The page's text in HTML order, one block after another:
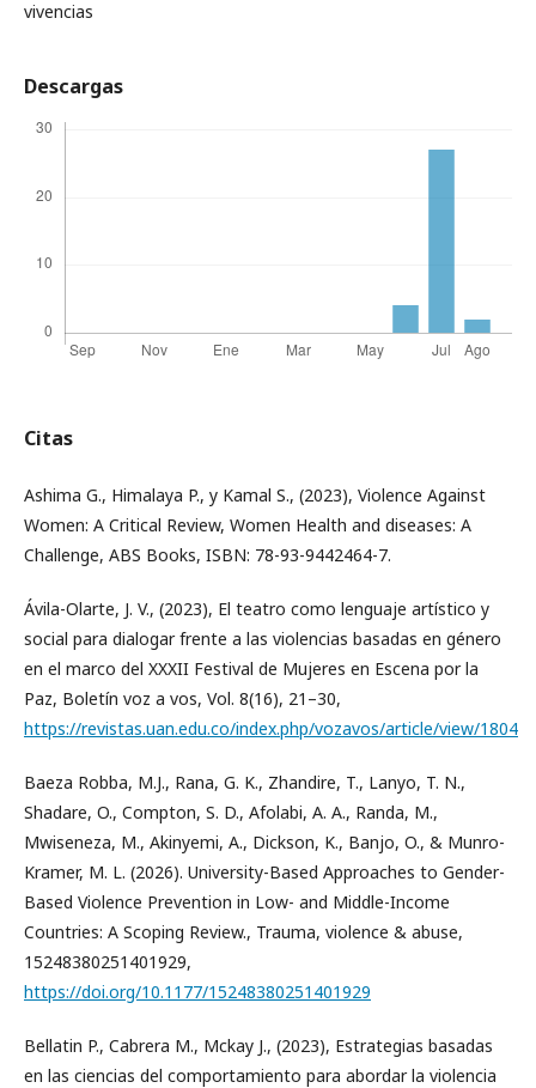
vivencias
Descargas
Citas
Ashima G., Himalaya P., y Kamal S., (2023), Violence Against
Women: A Critical Review, Women Health and diseases: A
Challenge, ABS Books, ISBN: 78-93-9442464-7.
Ávila-Olarte, J. V., (2023), El teatro como lenguaje artístico y
social para dialogar frente a las violencias basadas en género
en el marco del XXXII Festival de Mujeres en Escena por la
Paz, Boletín voz a vos, Vol. 8(16), 21–30,
https://revistas.uan.edu.co/index.php/vozavos/article/view/1804
Baeza Robba, M.J., Rana, G. K., Zhandire, T., Lanyo, T. N.,
Shadare, O., Compton, S. D., Afolabi, A. A., Randa, M.,
Mwiseneza, M., Akinyemi, A., Dickson, K., Banjo, O., & Munro-
Kramer, M. L. (2026). University-Based Approaches to Gender-
Based Violence Prevention in Low- and Middle-Income
Countries: A Scoping Review., Trauma, violence & abuse,
15248380251401929,
https://doi.org/10.1177/15248380251401929
Bellatin P., Cabrera M., Mckay J., (2023), Estrategias basadas
en las ciencias del comportamiento para abordar la violencia